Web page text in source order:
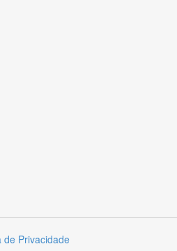
de Privacidade